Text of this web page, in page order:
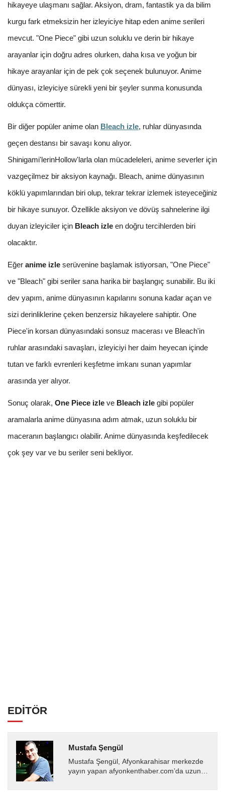
hikayeye ulaşmanı sağlar. Aksiyon, dram, fantastik ya da bilim
kurgu fark etmeksizin her izleyiciye hitap eden anime serileri
mevcut. "One Piece" gibi uzun soluklu ve derin bir hikaye
arayanlar için doğru adres olurken, daha kısa ve yoğun bir
hikaye arayanlar için de pek çok seçenek bulunuyor. Anime
dünyası, izleyiciye sürekli yeni bir şeyler sunma konusunda
oldukça cömerttir.
Bir diğer popüler anime olan Bleach izle, ruhlar dünyasında
geçen destansı bir savaşı konu alıyor.
Shinigami'lerinHollow'larla olan mücadeleleri, anime severler için
vazgeçilmez bir aksiyon kaynağı. Bleach, anime dünyasının
köklü yapımlarından biri olup, tekrar tekrar izlemek isteyeceğiniz
bir hikaye sunuyor. Özellikle aksiyon ve dövüş sahnelerine ilgi
duyan izleyiciler için Bleach izle en doğru tercihlerden biri
olacaktır.
Eğer anime izle serüvenine başlamak istiyorsan, "One Piece"
ve "Bleach" gibi seriler sana harika bir başlangıç sunabilir. Bu iki
dev yapım, anime dünyasının kapılarını sonuna kadar açan ve
sizi derinliklerine çeken benzersiz hikayelere sahiptir. One
Piece'in korsan dünyasındaki sonsuz macerası ve Bleach'in
ruhlar arasındaki savaşları, izleyiciyi her daim heyecan içinde
tutan ve farklı evrenleri keşfetme imkanı sunan yapımlar
arasında yer alıyor.
Sonuç olarak, One Piece izle ve Bleach izle gibi popüler
aramalarla anime dünyasına adım atmak, uzun soluklu bir
maceranın başlangıcı olabilir. Anime dünyasında keşfedilecek
çok şey var ve bu seriler seni bekliyor.
EDİTÖR
Mustafa Şengül
Mustafa Şengül, Afyonkarahisar merkezde
yayın yapan afyonkenthaber.com’da uzun
almakta, haber akışı...